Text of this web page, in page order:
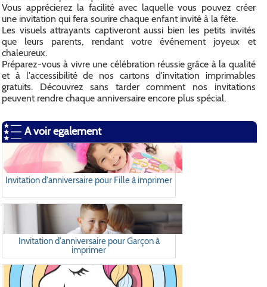
Vous apprécierez la facilité avec laquelle vous pouvez créer
une invitation qui fera sourire chaque enfant invité à la fête.
Les visuels attrayants captiveront aussi bien les petits invités
que leurs parents, rendant votre événement joyeux et
chaleureux.
Préparez-vous à vivre une célébration réussie grâce à la qualité
et à l'accessibilité de nos cartons d'invitation imprimables
gratuits. Découvrez sans tarder comment nos invitations
peuvent rendre chaque anniversaire encore plus spécial.
A voir egalement
Invitation d'anniversaire pour Fille à imprimer
Invitation d'anniversaire pour Garçon à
imprimer